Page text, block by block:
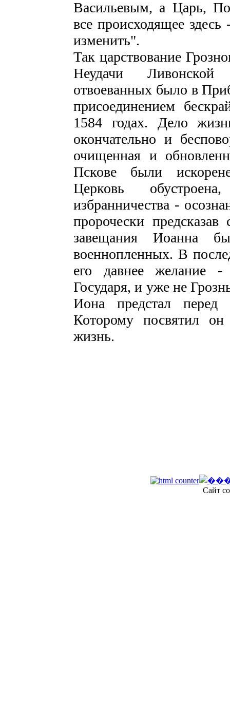
Васильевым, а Царь,
все происходящее
изменить".
Так царствование
Неудачи
отвоеванных было в
присоединением
1584 годах. Дело
окончательно и
очищенная и
Пскове были
Церковь
избранничества -
пророчески
завещания Иоанна
военнопленных. В
его давнее желание -
Государя, и уже не
Иона предстал
Которому посвятил
жизнь.
Сайт